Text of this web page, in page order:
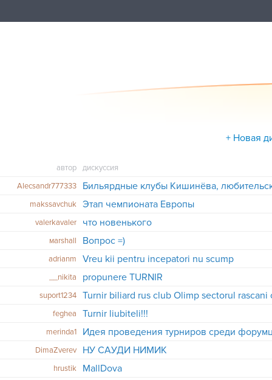
+ Новая
автор
дискуссия
Alecsandr777333
makssavchuk
Этап чемпионата Европы
valerkavaler что новенького
маrshall Вопрос =)
adrianm Vreu kii pentru incepatori nu scump
__nikita propunere TURNIR
suport1234 Turnir biliard rus club Olimp sectorul rascani
feghea Turnir liubiteli!!!
merinda1 Идея проведения турниров среди
DimaZverev НУ САУДИ НИМИК
hrustik MallDova